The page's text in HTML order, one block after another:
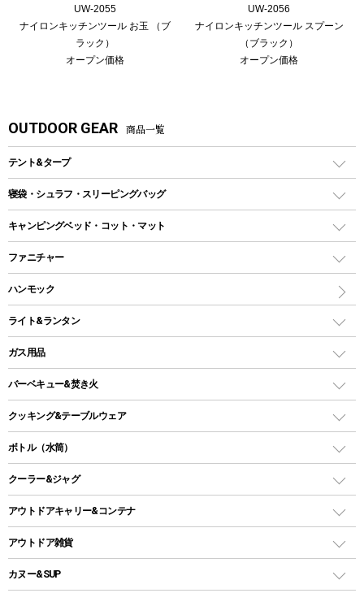
UW-2055
ナイロンキッチンツール お玉 （ブ
ラック）
オープン価格
UW-2056
ナイロンキッチンツール スプーン
（ブラック）
オープン価格
OUTDOOR GEAR 商品一覧
テント&タープ
テント
ツールームテント
ワンポールテント
シェルターテント
ロッジ型・オリジナルテント
タープ
スクエアタープ（レクタタープ）
メッシュタープ
自立式タープ
パラソル
テントアクセサリー
ペグ
寝袋・シュラフ・スリーピングバッグ
レクタングラー型（封筒型）シュラフ
インナーシュラフ
キャンピングベッド・コット・マット
キャンピングベッド・コット
インフレータブルマット
ファニチャー
アウトドアテーブル
レジャーシート
ハンモック
ライト&ランタン
LEDランタン
ガスランタン
オイルランタン
LEDライト
ヘッドライト
キャンドル
ガス用品
ガスバーナー
ガス缶
ガストーチ、ライター
バーベキュー&焚き火
バーベキューコンロ、グリル
焚き火台タイプ（ロースタイル）グリル
卓上タイプグリル
パーティータイプグリル
鉄板、アミ
クッキング&テーブルウェア
ダッチオーブン
ホットサンドメーカー
クッカーセット
シェラカップ
ボトル（水筒）
ステンレスボトル
コップ付きタイプ
ワンタッチタイプ
プラスチックボトル
クーラー&ジャグ
クーラーボックス
クーラーバッグ
ウォータージャグ
アウトドアキャリー&コンテナ
アウトドアキャリー
アウトドア雑貨
バックパック&バッグ
カヌー&SUP